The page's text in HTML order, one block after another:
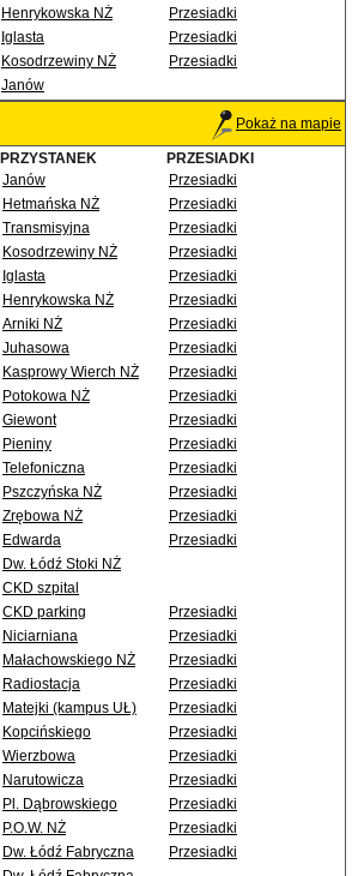
Henrykowska NŻ
Przesiadki
Iglasta
Przesiadki
Kosodrzewiny NŻ
Przesiadki
Janów
Pokaż na mapie
PRZYSTANEK
PRZESIADKI
Janów
Przesiadki
Hetmańska NŻ
Przesiadki
Transmisyjna
Przesiadki
Kosodrzewiny NŻ
Przesiadki
Iglasta
Przesiadki
Henrykowska NŻ
Przesiadki
Arniki NŻ
Przesiadki
Juhasowa
Przesiadki
Kasprowy Wierch NŻ
Przesiadki
Potokowa NŻ
Przesiadki
Giewont
Przesiadki
Pieniny
Przesiadki
Telefoniczna
Przesiadki
Pszczyńska NŻ
Przesiadki
Zrębowa NŻ
Przesiadki
Edwarda
Przesiadki
Dw. Łódź Stoki NŻ
CKD szpital
CKD parking
Przesiadki
Niciarniana
Przesiadki
Małachowskiego NŻ
Przesiadki
Radiostacja
Przesiadki
Matejki (kampus UŁ)
Przesiadki
Kopcińskiego
Przesiadki
Wierzbowa
Przesiadki
Narutowicza
Przesiadki
Pl. Dąbrowskiego
Przesiadki
P.O.W. NŻ
Przesiadki
Dw. Łódź Fabryczna
Przesiadki